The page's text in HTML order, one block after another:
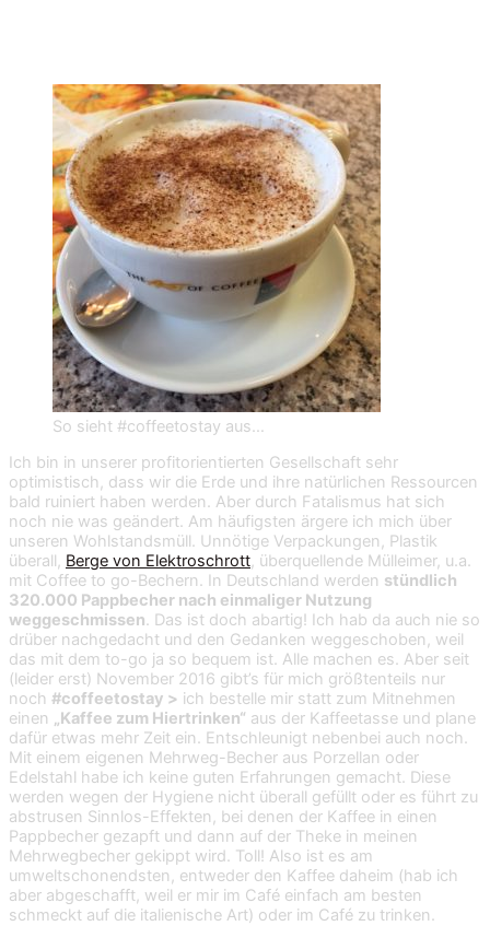
So sieht #coffeetostay aus…
Ich bin in unserer profitorientierten Gesellschaft sehr
optimistisch, dass wir die Erde und ihre natürlichen Ressourcen
bald ruiniert haben werden. Aber durch Fatalismus hat sich
noch nie was geändert. Am häufigsten ärgere ich mich über
unseren Wohlstandsmüll. Unnötige Verpackungen, Plastik
überall, Berge von Elektroschrott, überquellende Mülleimer, u.a.
mit Coffee to go-Bechern. In Deutschland werden stündlich
320.000 Pappbecher nach einmaliger Nutzung
weggeschmissen. Das ist doch abartig! Ich hab da auch nie so
drüber nachgedacht und den Gedanken weggeschoben, weil
das mit dem to-go ja so bequem ist. Alle machen es. Aber seit
(leider erst) November 2016 gibt’s für mich größtenteils nur
noch #coffeetostay > ich bestelle mir statt zum Mitnehmen
einen „Kaffee zum Hiertrinken“ aus der Kaffeetasse und plane
dafür etwas mehr Zeit ein. Entschleunigt nebenbei auch noch.
Mit einem eigenen Mehrweg-Becher aus Porzellan oder
Edelstahl habe ich keine guten Erfahrungen gemacht. Diese
werden wegen der Hygiene nicht überall gefüllt oder es führt zu
abstrusen Sinnlos-Effekten, bei denen der Kaffee in einen
Pappbecher gezapft und dann auf der Theke in meinen
Mehrwegbecher gekippt wird. Toll! Also ist es am
umweltschonendsten, entweder den Kaffee daheim (hab ich
aber abgeschafft, weil er mir im Café einfach am besten
schmeckt auf die italienische Art) oder im Café zu trinken.